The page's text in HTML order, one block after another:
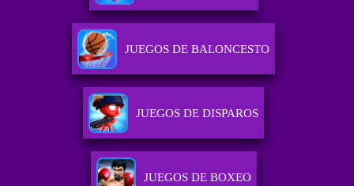
JUEGOS DE BALONCESTO
JUEGOS DE DISPAROS
JUEGOS DE BOXEO